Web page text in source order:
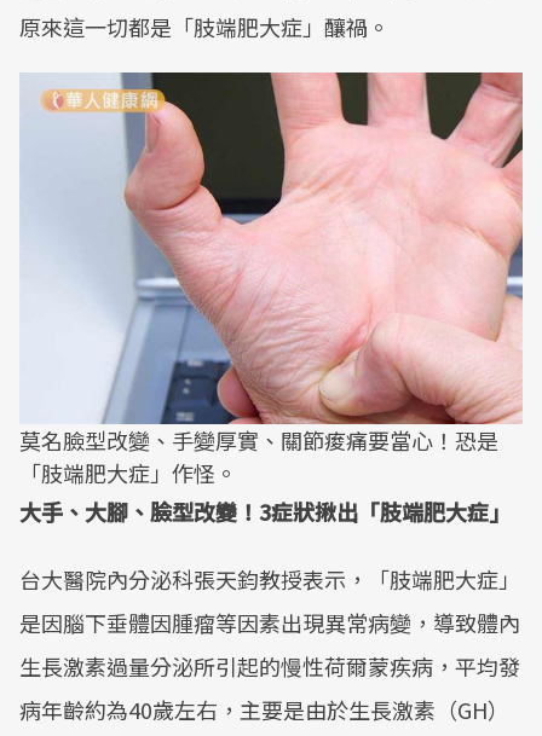
原來這一切都是「肢端肥大症」釀禍。
莫名臉型改變、手變厚實、關節痠痛要當心！恐是
「肢端肥大症」作怪。
大手、大腳、臉型改變！3症狀揪出「肢端肥大症」
台大醫院內分泌科張天鈞教授表示，「肢端肥大症」
是因腦下垂體因腫瘤等因素出現異常病變，導致體內
生長激素過量分泌所引起的慢性荷爾蒙疾病，平均發
病年齡約為40歲左右，主要是由於生長激素（GH）